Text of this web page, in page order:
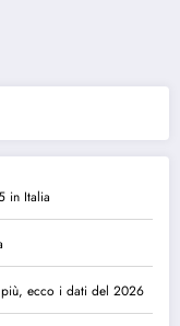
in Italia
ecco i dati del 2026